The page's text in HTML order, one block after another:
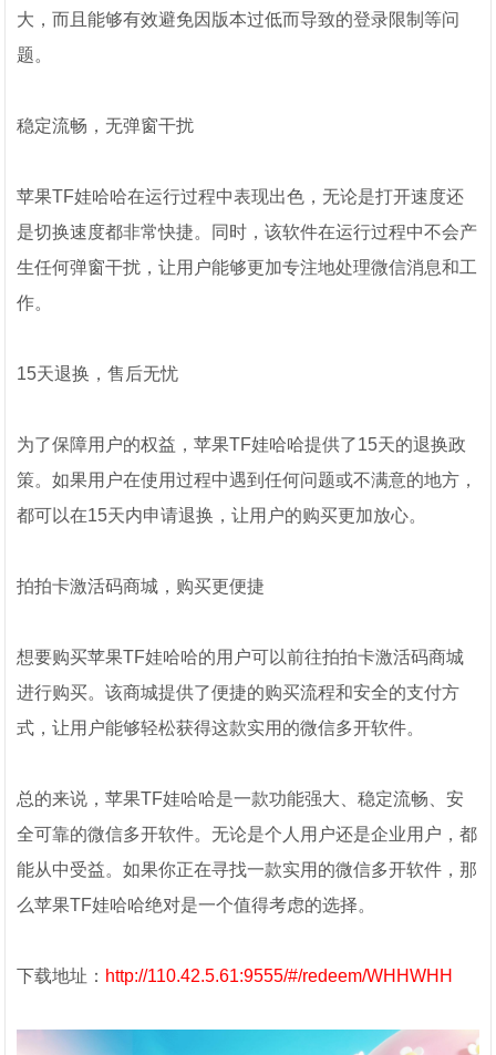
大，而且能够有效避免因版本过低而导致的登录限制等问
题。
稳定流畅，无弹窗干扰
苹果TF娃哈哈在运行过程中表现出色，无论是打开速度还
是切换速度都非常快捷。同时，该软件在运行过程中不会产
生任何弹窗干扰，让用户能够更加专注地处理微信消息和工
作。
15天退换，售后无忧
为了保障用户的权益，苹果TF娃哈哈提供了15天的退换政
策。如果用户在使用过程中遇到任何问题或不满意的地方，
都可以在15天内申请退换，让用户的购买更加放心。
拍拍卡激活码商城，购买更便捷
想要购买苹果TF娃哈哈的用户可以前往拍拍卡激活码商城
进行购买。该商城提供了便捷的购买流程和安全的支付方
式，让用户能够轻松获得这款实用的微信多开软件。
总的来说，苹果TF娃哈哈是一款功能强大、稳定流畅、安
全可靠的微信多开软件。无论是个人用户还是企业用户，都
能从中受益。如果你正在寻找一款实用的微信多开软件，那
么苹果TF娃哈哈绝对是一个值得考虑的选择。
下载地址： http://110.42.5.61:9555/#/redeem/WHHWHH